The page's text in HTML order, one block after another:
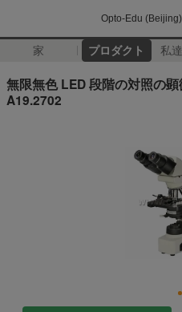
Opto-Edu
家 プロダクト 私
無限無色 LED 段階の対照の
A19.2702